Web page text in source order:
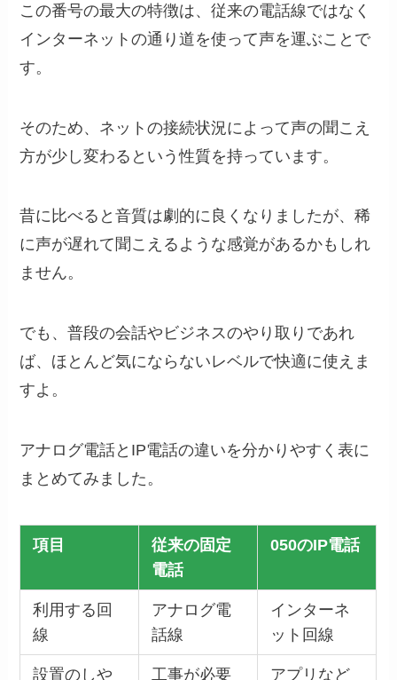
この番号の最大の特徴は、従来の電話線ではなく
インターネットの通り道を使って声を運ぶことで
す。
そのため、ネットの接続状況によって声の聞こえ
方が少し変わるという性質を持っています。
昔に比べると音質は劇的に良くなりましたが、稀
に声が遅れて聞こえるような感覚があるかもしれ
ません。
でも、普段の会話やビジネスのやり取りであれ
ば、ほとんど気にならないレベルで快適に使えま
すよ。
アナログ電話とIP電話の違いを分かりやすく表に
まとめてみました。
項目
従来の固定
電話
050のIP電話
利用する回
線
アナログ電
話線
インターネ
ット回線
設置のしや
工事が必要
アプリなど